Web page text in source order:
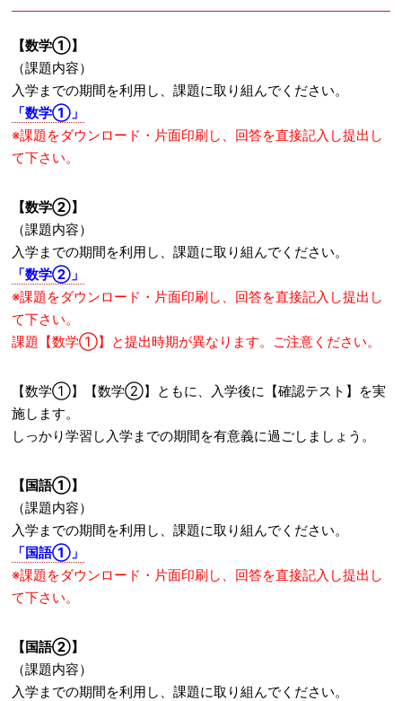
【数学①】
（課題内容）
入学までの期間を利用し、課題に取り組んでください。
「数学①」
※課題をダウンロード・片面印刷し、回答を直接記入し提出し
て下さい。
【数学②】
（課題内容）
入学までの期間を利用し、課題に取り組んでください。
「数学②」
※課題をダウンロード・片面印刷し、回答を直接記入し提出し
て下さい。
課題【数学①】と提出時期が異なります。ご注意ください。
【数学①】【数学②】ともに、入学後に【確認テスト】を実
施します。
しっかり学習し入学までの期間を有意義に過ごしましょう。
【国語①】
（課題内容）
入学までの期間を利用し、課題に取り組んでください。
「国語①」
※課題をダウンロード・片面印刷し、回答を直接記入し提出し
て下さい。
【国語②】
（課題内容）
入学までの期間を利用し、課題に取り組んでください。